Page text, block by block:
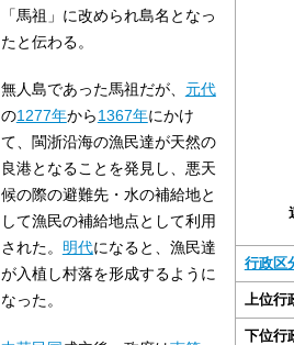
行政区
上位
下位行
「馬祖」に改められ島名となっ
たと伝わる。
無人島であった馬祖だが、 元代
の1277年から1367年にかけ
て、閩浙沿海の漁民達が天然の
良港となることを発見し、悪天
候の際の避難先・水の補給地と
して漁民の補給地点として利用
された。 明代になると、漁民達
が入植し村落を形成するように
なった。